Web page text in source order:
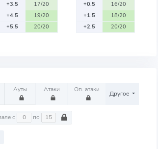
+3.5
17/20
+4.5
19/20
+5.5
20/20
+0.5
16/20
+1.5
18/20
+2.5
20/20
Ауты Атаки Оп. атаки
Другое
На интервале с по